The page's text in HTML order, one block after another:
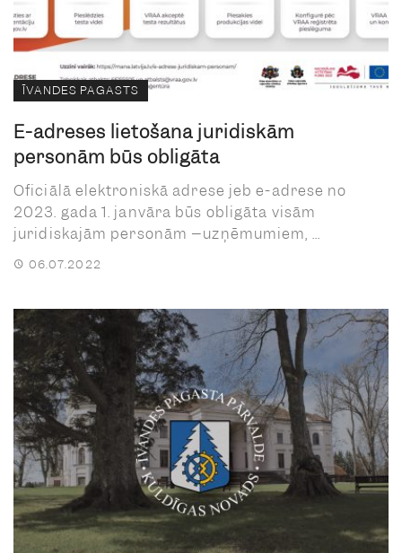
ĪVANDES PAGASTS
E-adreses lietošana juridiskām
personām būs obligāta
Oficiālā elektroniskā adrese jeb e-adrese no
2023. gada 1. janvāra būs obligāta visām
juridiskajām personām –uzņēmumiem, ...
06.07.2022